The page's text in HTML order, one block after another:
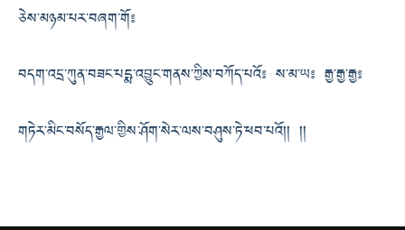
ཅེས་མཉམ་པར་བཞག་གོ༔
བདག་འདྲ་ཀུན་བཟང་པདྨ་འབྱུང་གནས་ཀྱིས་བཀོད་པའོ༔ ས་མ་ཡ༔ རྒྱ་རྒྱ་རྒྱ༔
གཏེར་མིང་བསོད་རྒྱལ་གྱིས་ཤོག་སེར་ལས་བཤུས་ཏེ་ཕབ་པའོ།། །།